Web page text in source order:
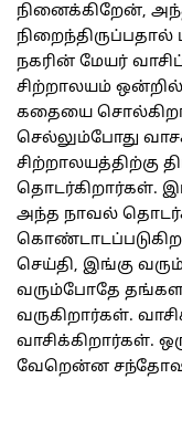
நினைக்கிறேன்,
நகரின் மேயர்
சிற்றாலயம்
கதையை
செல்லும்போது
சிற்றாலயத்திற்கு
தொடர்கிறார்கள்.
அந்த நாவல்
செய்தி, இங்கு
வரும்போதே
வருகிறார்கள்.
வாசிக்கிறார்கள்.
வேறென்ன சந்தோஷம்